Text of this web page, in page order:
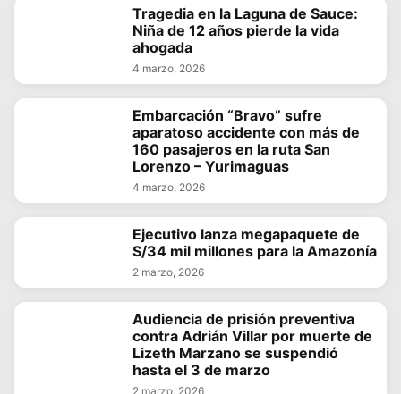
Tragedia en la Laguna de Sauce:
Niña de 12 años pierde la vida
ahogada
4 marzo, 2026
Embarcación “Bravo” sufre
aparatoso accidente con más de
160 pasajeros en la ruta San
Lorenzo – Yurimaguas
4 marzo, 2026
Ejecutivo lanza megapaquete de
S/34 mil millones para la Amazonía
2 marzo, 2026
Audiencia de prisión preventiva
contra Adrián Villar por muerte de
Lizeth Marzano se suspendió
hasta el 3 de marzo
2 marzo, 2026